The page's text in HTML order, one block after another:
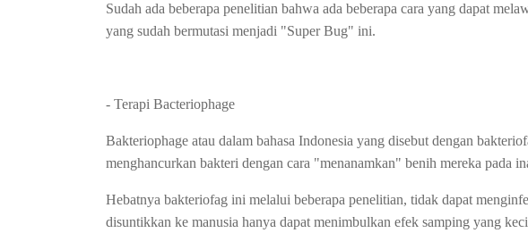
Sudah ada beberapa penelitian bahwa ada beberapa cara yang dapat
yang sudah bermutasi menjadi "Super Bug" ini.
- Terapi Bacteriophage
Bakteriophage atau dalam bahasa Indonesia yang disebut dengan
menghancurkan bakteri dengan cara "menanamkan" benih mereka pada
Hebatnya bakteriofag ini melalui beberapa penelitian, tidak dapat
disuntikkan ke manusia hanya dapat menimbulkan efek samping yang